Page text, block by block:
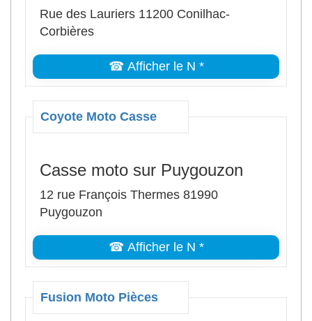
Rue des Lauriers 11200 Conilhac-
Corbières
☎ Afficher le N *
Coyote Moto Casse
Casse moto sur Puygouzon
12 rue François Thermes 81990
Puygouzon
☎ Afficher le N *
Fusion Moto Pièces